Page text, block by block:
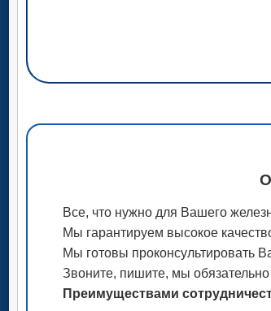
Все, что нужно для Вашего
Мы гарантируем высокое
Мы готовы проконсультировать
Звоните, пишите, мы
Преимуществами